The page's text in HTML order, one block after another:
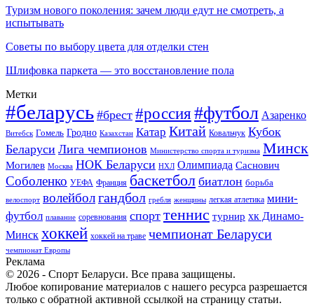
Туризм нового поколения: зачем люди едут не смотреть, а
испытывать
Советы по выбору цвета для отделки стен
Шлифовка паркета — это восстановление пола
Метки
#беларусь #брест #россия#футбол Азаренко
Витебск Гомель Гродно Казахстан Катар Китай Ковальчук Кубок
Беларуси Лига чемпионов Министерство спорта и туризма Минск
Могилев Москва НОК Беларуси НХЛ Олимпиада Саснович
Соболенко УЕФА Франция баскетбол биатлон борьба
велоспорт волейболгандбол гребля женщины легкая атлетика мини-
футбол плавание соревнования спорт теннис турнир хк Динамо-
Минск хоккей хоккей на траве чемпионат Беларуси
чемпионат Европы
Реклама
© 2026 - Спорт Беларуси. Все права защищены.
Любое копирование материалов с нашего ресурса разрешается
только с обратной активной ссылкой на страницу статьи.